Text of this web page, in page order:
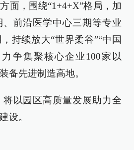
面，围绕“1+4+X”格局，加
前沿医学中心三期等专业
持续放大“世界柔谷”“中国
争集聚核心企业100家以
备先进制造高地。
以园区高质量发展助力全
设。